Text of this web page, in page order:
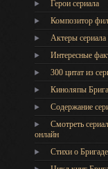
Герои сериала
Композитор
Актеры сериала
Интересные
300 цитат из
Киноляпы
Содержание
Смотреть
онлайн
Стихи о Бригаде